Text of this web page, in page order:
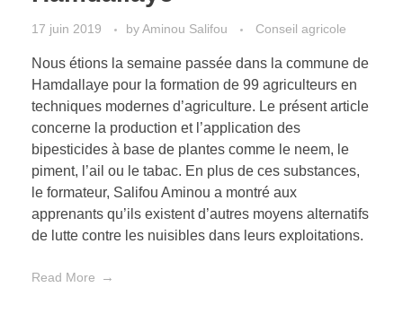
17 juin 2019 byAminou Salifou Conseil agricole
Nous étions la semaine passée dans la commune de
Hamdallaye pour la formation de 99 agriculteurs en
techniques modernes d’agriculture. Le présent article
concerne la production et l’application des
bipesticides à base de plantes comme le neem, le
piment, l’ail ou le tabac. En plus de ces substances,
le formateur, Salifou Aminou a montré aux
apprenants qu’ils existent d’autres moyens alternatifs
de lutte contre les nuisibles dans leurs exploitations.
Read More